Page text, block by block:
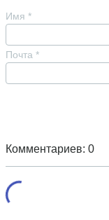
Имя *
Почта *
Комментариев: 0